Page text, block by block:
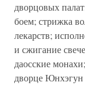
дворцовых
боем; стрижка
лекарств;
и сжигание
даосские
дворце Юнхэгун